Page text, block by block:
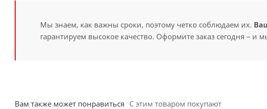
Мы знаем, как важны сроки, поэтому четко соблюдаем их.
гарантируем высокое качество. Оформите заказ сегодня – и
Вам также может понравиться С этим товаром покупают